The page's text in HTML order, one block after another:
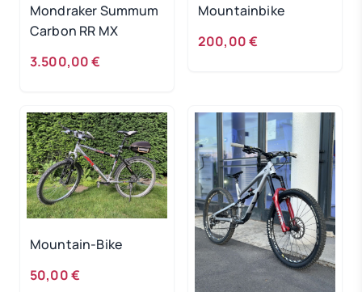
Mondraker Summum
Carbon RR MX
3.500,00 €
Mountainbike
200,00 €
Mountain-Bike
50,00 €